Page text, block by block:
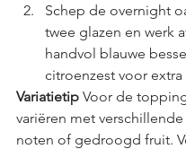
Schep de overnight
twee glazen en werk
handvol blauwe
citroenzest voor extra
Variatietip Voor de
variëren met
noten of gedroogd fruit.